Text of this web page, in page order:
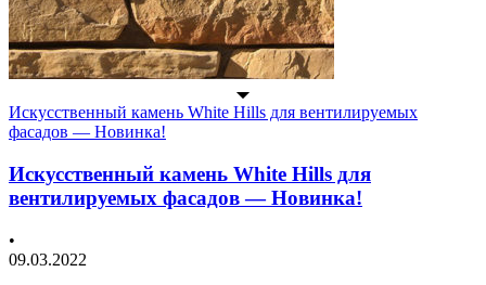
Искусственный камень White Hills для вентилируемых
фасадов — Новинка!
Искусственный камень White Hills для
вентилируемых фасадов — Новинка!
•
09.03.2022